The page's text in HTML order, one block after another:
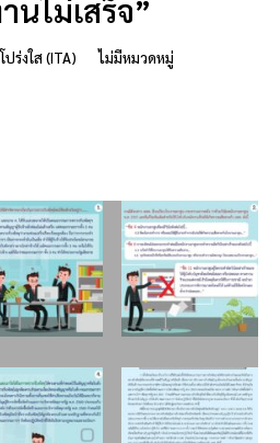
นไม่เสร็จ”
ร่งใส (ITA) ไม่มีหมวดหมู่